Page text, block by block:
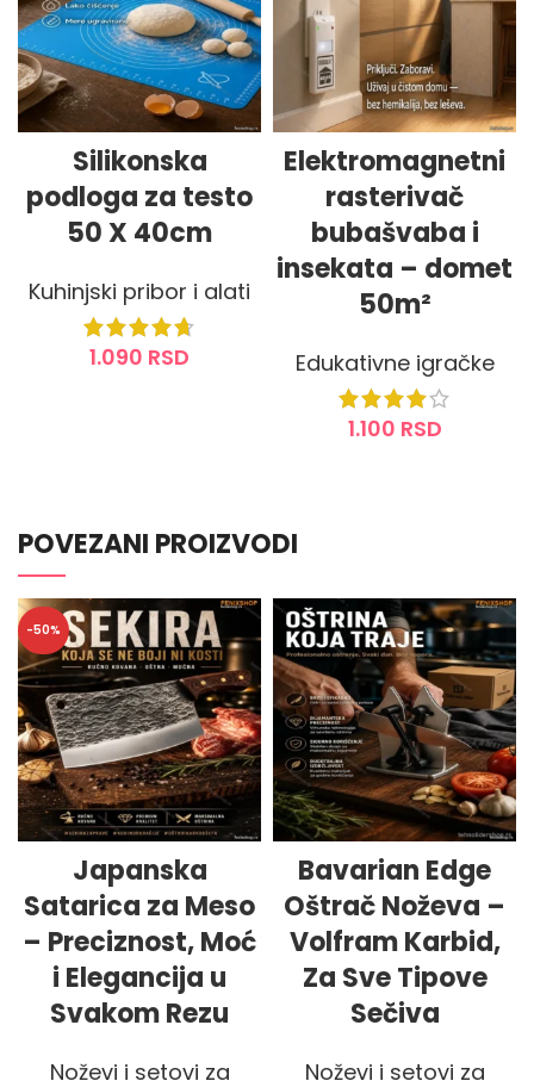
Silikonska
podloga za testo
50 X 40cm
Kuhinjski pribor i alati
1.090 RSD
Elektromagnetni
rasterivač
bubašvaba i
insekata – domet
50m²
Edukativne igračke
1.100 RSD
POVEZANI PROIZVODI
-50%
Japanska
Satarica za Meso
– Preciznost, Moć
i Elegancija u
Svakom Rezu
Noževi i setovi za
Bavarian Edge
Oštrač Noževa –
Volfram Karbid,
Za Sve Tipove
Sečiva
Noževi i setovi za